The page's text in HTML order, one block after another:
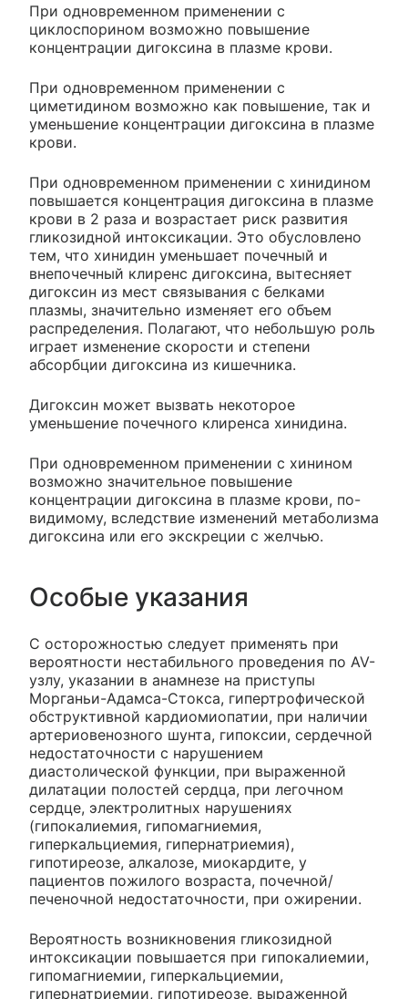
При одновременном применении с
циклоспорином возможно повышение
концентрации дигоксина в плазме крови.
При одновременном применении с
циметидином возможно как повышение, так и
уменьшение концентрации дигоксина в плазме
крови.
При одновременном применении с хинидином
повышается концентрация дигоксина в плазме
крови в 2 раза и возрастает риск развития
гликозидной интоксикации. Это обусловлено
тем, что хинидин уменьшает почечный и
внепочечный клиренс дигоксина, вытесняет
дигоксин из мест связывания с белками
плазмы, значительно изменяет его объем
распределения. Полагают, что небольшую роль
играет изменение скорости и степени
абсорбции дигоксина из кишечника.
Дигоксин может вызвать некоторое
уменьшение почечного клиренса хинидина.
При одновременном применении с хинином
возможно значительное повышение
концентрации дигоксина в плазме крови, по-
видимому, вследствие изменений метаболизма
дигоксина или его экскреции с желчью.
Особые указания
C осторожностью следует применять при
вероятности нестабильного проведения по AV-
узлу, указании в анамнезе на приступы
Морганьи-Адамса-Стокса, гипертрофической
обструктивной кардиомиопатии, при наличии
артериовенозного шунта, гипоксии, сердечной
недостаточности с нарушением
диастолической функции, при выраженной
дилатации полостей сердца, при легочном
сердце, электролитных нарушениях
(гипокалиемия, гипомагниемия,
гиперкальциемия, гипернатриемия),
гипотиреозе, алкалозе, миокардите, у
пациентов пожилого возраста, почечной/
печеночной недостаточности, при ожирении.
Вероятность возникновения гликозидной
интоксикации повышается при гипокалиемии,
гипомагниемии, гиперкальциемии,
гипернатриемии, гипотиреозе, выраженной